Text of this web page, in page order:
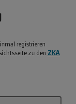
registrieren
zu den ZKA